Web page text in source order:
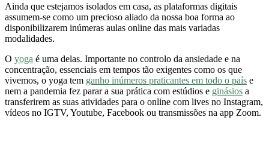
Ainda que estejamos isolados em casa, as plataformas digitais
assumem-se como um precioso aliado da nossa boa forma ao
disponibilizarem inúmeras aulas online das mais variadas
modalidades.
O yoga é uma delas. Importante no controlo da ansiedade e na
concentração, essenciais em tempos tão exigentes como os que
vivemos, o yoga tem ganho inúmeros praticantes em todo o país e
nem a pandemia fez parar a sua prática com estúdios e ginásios a
transferirem as suas atividades para o online com lives no Instagram,
vídeos no IGTV, Youtube, Facebook ou transmissões na app Zoom.